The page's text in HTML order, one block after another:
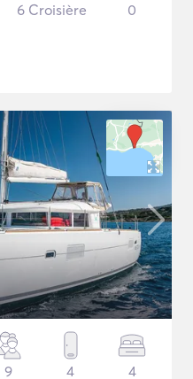
6 Croisière 0
9 4 4